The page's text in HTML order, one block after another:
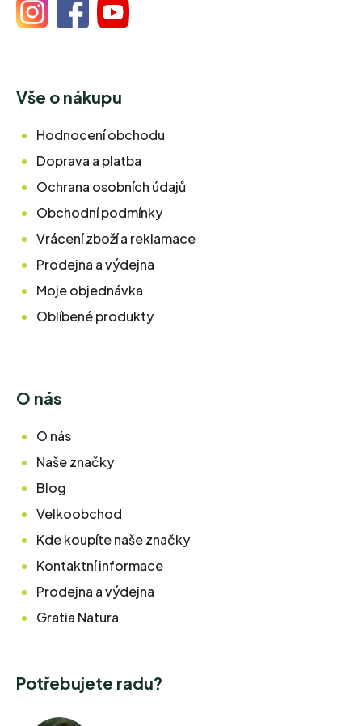
Vše o nákupu
Hodnocení obchodu
Doprava a platba
Ochrana osobních údajů
Obchodní podmínky
Vrácení zboží a reklamace
Prodejna a výdejna
Moje objednávka
Oblíbené produkty
O nás
O nás
Naše značky
Blog
Velkoobchod
Kde koupíte naše značky
Kontaktní informace
Prodejna a výdejna
Gratia Natura
Potřebujete radu?